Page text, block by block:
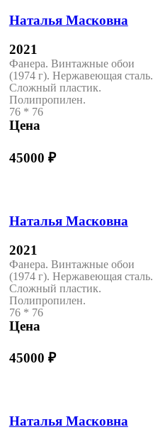
Наталья Масковна
2021
Фанера. Винтажные обои
(1974 г). Нержавеющая сталь.
Сложный пластик.
Полипропилен.
76 * 76
Цена
45000 ₽
Наталья Масковна
2021
Фанера. Винтажные обои
(1974 г). Нержавеющая сталь.
Сложный пластик.
Полипропилен.
76 * 76
Цена
45000 ₽
Наталья Масковна